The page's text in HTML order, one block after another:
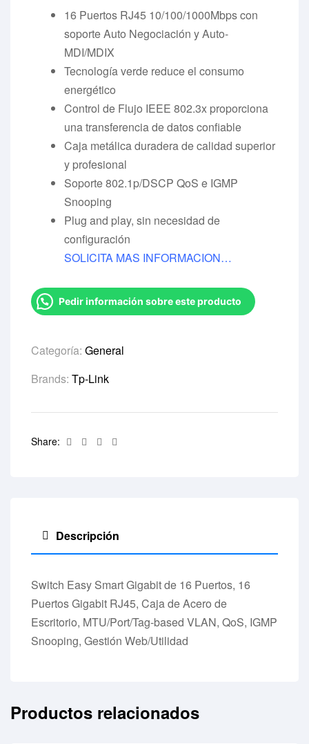
16 Puertos RJ45 10/100/1000Mbps con
soporte Auto Negociación y Auto-
MDI/MDIX
Tecnología verde reduce el consumo
energético
Control de Flujo IEEE 802.3x proporciona
una transferencia de datos confiable
Caja metálica duradera de calidad superior
y profesional
Soporte 802.1p/DSCP QoS e IGMP
Snooping
Plug and play, sin necesidad de
configuración
SOLICITA MAS INFORMACION…
Pedir información sobre este producto
Categoría: General
Brands: Tp-Link
Share: Facebook
TwitterLinkedin
Descripción
Switch Easy Smart Gigabit de 16 Puertos, 16
Puertos Gigabit RJ45, Caja de Acero de
Escritorio, MTU/Port/Tag-based VLAN, QoS, IGMP
Snooping, Gestión Web/Utilidad
Productos relacionados